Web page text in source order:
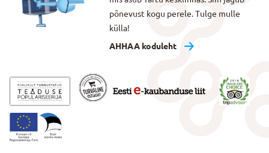
põnevust kogu perele. Tulge mulle
külla!
AHHAA koduleht